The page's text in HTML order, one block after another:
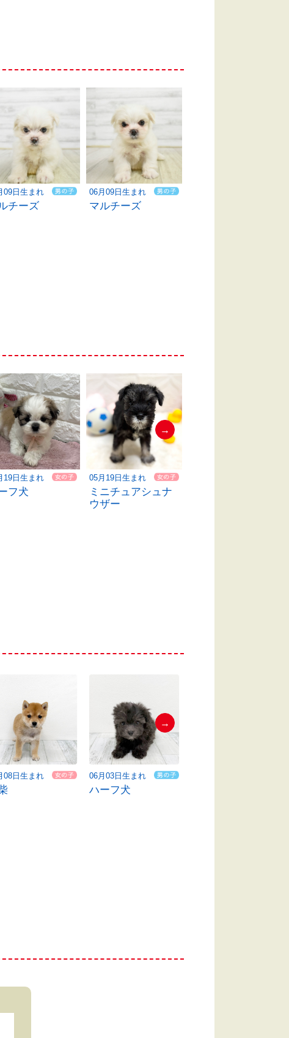
09日生まれ
チーズ
06月09日生まれ
マルチーズ
19日生まれ
フ犬
05月19日生まれ
ミニチュアシュナ
ウザー
→
08日生まれ 06月03日生まれ
ハーフ犬
→